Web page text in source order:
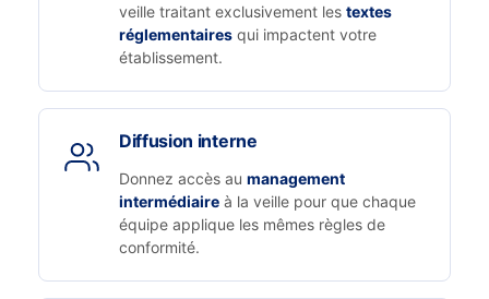
veille traitant exclusivement les textes
réglementaires qui impactent votre
établissement.
Diffusion interne
Donnez accès au management
intermédiaire à la veille pour que chaque
équipe applique les mêmes règles de
conformité.